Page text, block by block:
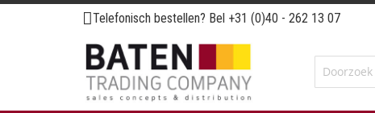
Ga
naar
de
inhoud
Telefonisch bestellen? Bel +31 (0)40 - 262 13 07